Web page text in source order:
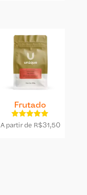
Frutado
Avaliação
A partir de R$31,50